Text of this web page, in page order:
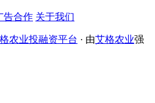
告合作 关于我们
农业投融资平台 · 由艾格农业强